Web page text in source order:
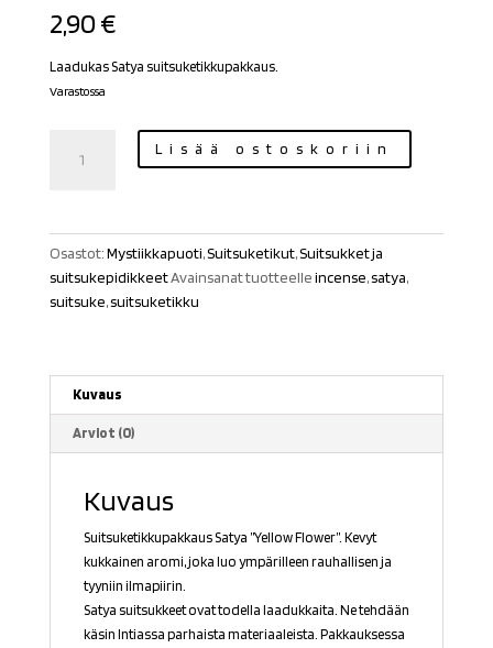
2,90€
Laadukas Satya suitsuketikkupakkaus.
Varastossa
suitsuketikut
määrä
Lisää ostoskoriin
Osastot:Mystiikkapuoti,Suitsuketikut,Suitsukket ja
suitsukepidikkeetAvainsanat tuotteelleincense,satya,
suitsuke,suitsuketikku
Kuvaus
Arviot (0)
Kuvaus
Suitsuketikkupakkaus Satya ”Yellow Flower”. Kevyt
kukkainen aromi, joka luo ympärilleen rauhallisen ja
tyyniin ilmapiirin.
Satya suitsukkeet ovat todella laadukkaita. Ne tehdään
käsin Intiassa parhaista materiaaleista. Pakkauksessa